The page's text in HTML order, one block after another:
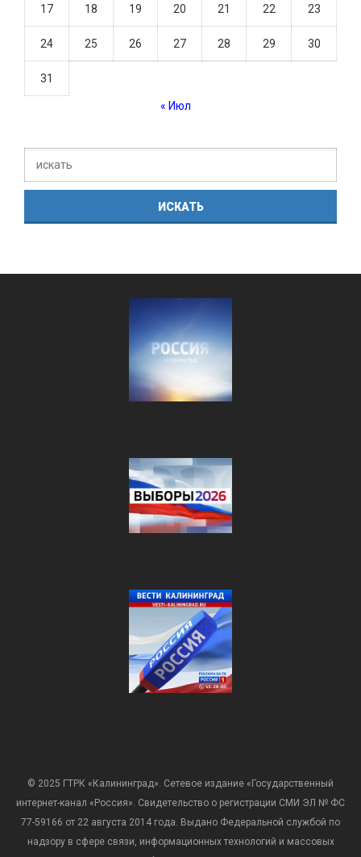
17 18 19 20 21 22 23
24 25 26 27 28 29 30
31
« Июл
© 2025 ГТРК «Калининград». Сетевое издание «Государственный
интернет-канал «Россия». Свидетельство о регистрации СМИ ЭЛ № ФС
77-59166 от 22 августа 2014 года. Выдано Федеральной службой по
надзору в сфере связи, информационных технологий и массовых